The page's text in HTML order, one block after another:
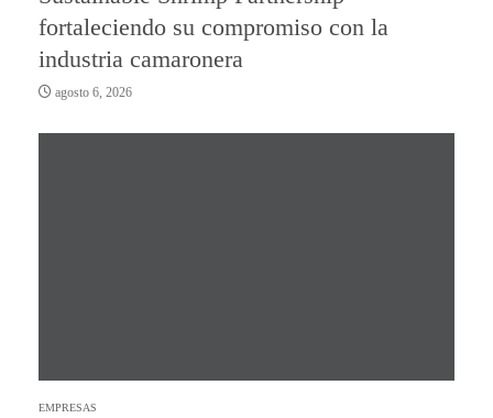
fortaleciendo su compromiso con la
industria camaronera
agosto 6, 2026
EMPRESAS